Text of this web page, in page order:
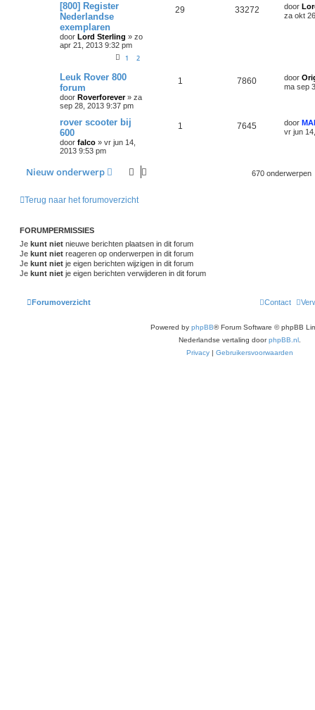
[800] Register
Nederlandse
exemplaren
door Lord Sterling » zo
apr 21, 2013 9:32 pm
1 2
29 33272 door
za okt
Leuk Rover 800
forum
door Roverforever» za
sep 28, 2013 9:37 pm
1 7860 door
ma sep
rover scooter bij
600
door falco » vr jun 14,
2013 9:53 pm
1 7645 door
vr jun
Nieuw onderwerp 670 onderwerpen
Terug naar het forumoverzicht
FORUMPERMISSIES
Je kunt niet nieuwe berichten plaatsen in dit forum
Je kunt niet reageren op onderwerpen in dit forum
Je kunt niet je eigen berichten wijzigen in dit forum
Je kunt niet je eigen berichten verwijderen in dit forum
Forumoverzicht Contact
Powered by phpBB® Forum Software © phpBB
Nederlandse vertaling doorphpBB.nl.
Privacy| Gebruikersvoorwaarden